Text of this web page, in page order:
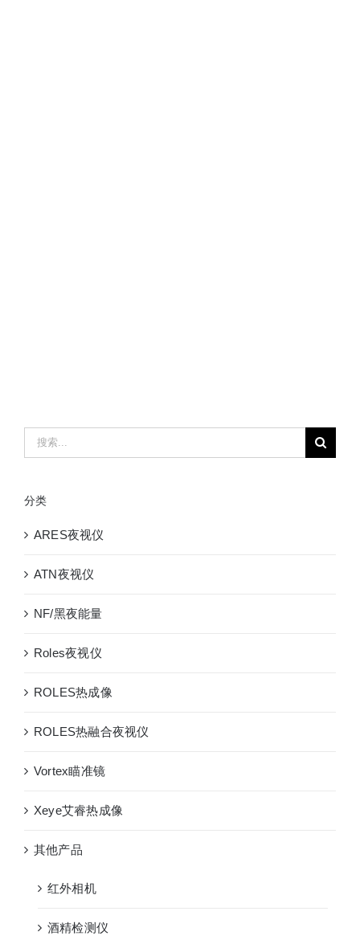
索：
分类
ARES夜视仪
ATN夜视仪
NF/黑夜能量
Roles夜视仪
ROLES热成像
ROLES热融合夜视仪
Vortex瞄准镜
Xeye艾睿热成像
其他产品
红外相机
酒精检测仪